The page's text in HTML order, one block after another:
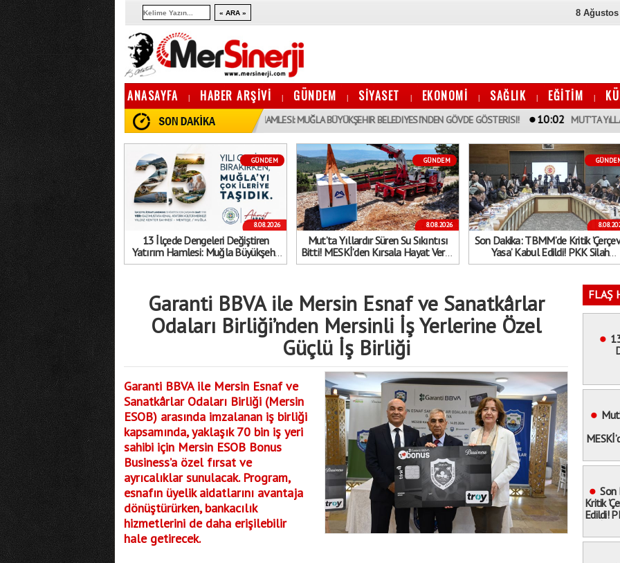
8 Ağustos
ANASAYFA | HABER ARŞİVİ | GÜNDEM | SİYASET | EKONOMİ | SAĞLIK | EĞİTİM |
10:13 13 İLÇEDE DENGELERI DEĞIŞTIREN YATıRıM HAMLESI: MUĞLA BÜYÜKŞEHIR BELEDIYESI’NDEN GÖVDE GÖSTERISI! 10:02 MUT’TA YıLLARDıR
GÜNDEM
8.08.2026
13 İlçede Dengeleri Değiştiren
Yatırım Hamlesi: Muğla Büyükşehir
Belediyesi’nden Gövde Gösterisi!
GÜNDEM
8.08.2026
Mut’ta Yıllardır Süren Su Sıkıntısı
Bitti! MESKİ’den Kırsala Hayat Veren
Dev Hamle
Son Dakika: TBMM’de Kritik
Yasa’ Kabul Edildi! PKK Silah
Bırakırsa İnfazlar Ertelenecek...
Garanti BBVA ile Mersin Esnaf ve Sanatkârlar
Odaları Birliği’nden Mersinli İş Yerlerine Özel
Güçlü İş Birliği
Garanti BBVA ile Mersin Esnaf ve
Sanatkârlar Odaları Birliği (Mersin
ESOB) arasında imzalanan iş birliği
kapsamında, yaklaşık 70 bin iş yeri
sahibi için Mersin ESOB Bonus
Business’a özel fırsat ve
ayrıcalıklar sunulacak. Program,
esnafın üyelik aidatlarını avantaja
dönüştürürken, bankacılık
hizmetlerini de daha erişilebilir
hale getirecek.
FLAŞ
Son
Kritik
Edildi!
Kimler